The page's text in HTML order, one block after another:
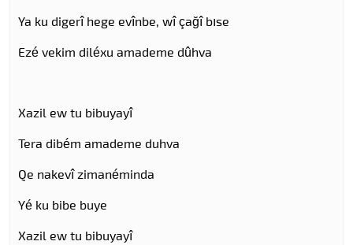
Ya ku digerî hege evînbe, wî çağî bıse
Ezé vekim diléxu amademe dûhva
Xazil ew tu bibuyayî
Tera dibém amademe duhva
Qe nakevî zimanéminda
Yé ku bibe buye
Xazil ew tu bibuyayî